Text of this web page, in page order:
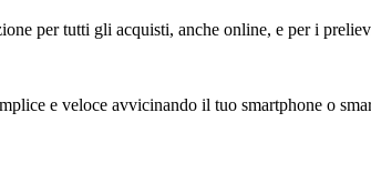
per tutti gli acquisti, anche online, e per i
e veloce avvicinando il tuo smartphone o